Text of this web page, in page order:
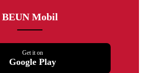
BEUN Mobil
Get it on
Google Play